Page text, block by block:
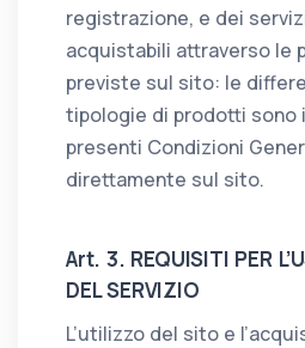
registrazione, e dei
acquistabili attraverso le
previste sul sito: le
tipologie di prodotti sono
presenti Condizioni
direttamente sul sito.
Art. 3. REQUISITI PER
DEL SERVIZIO
L’utilizzo del sito e